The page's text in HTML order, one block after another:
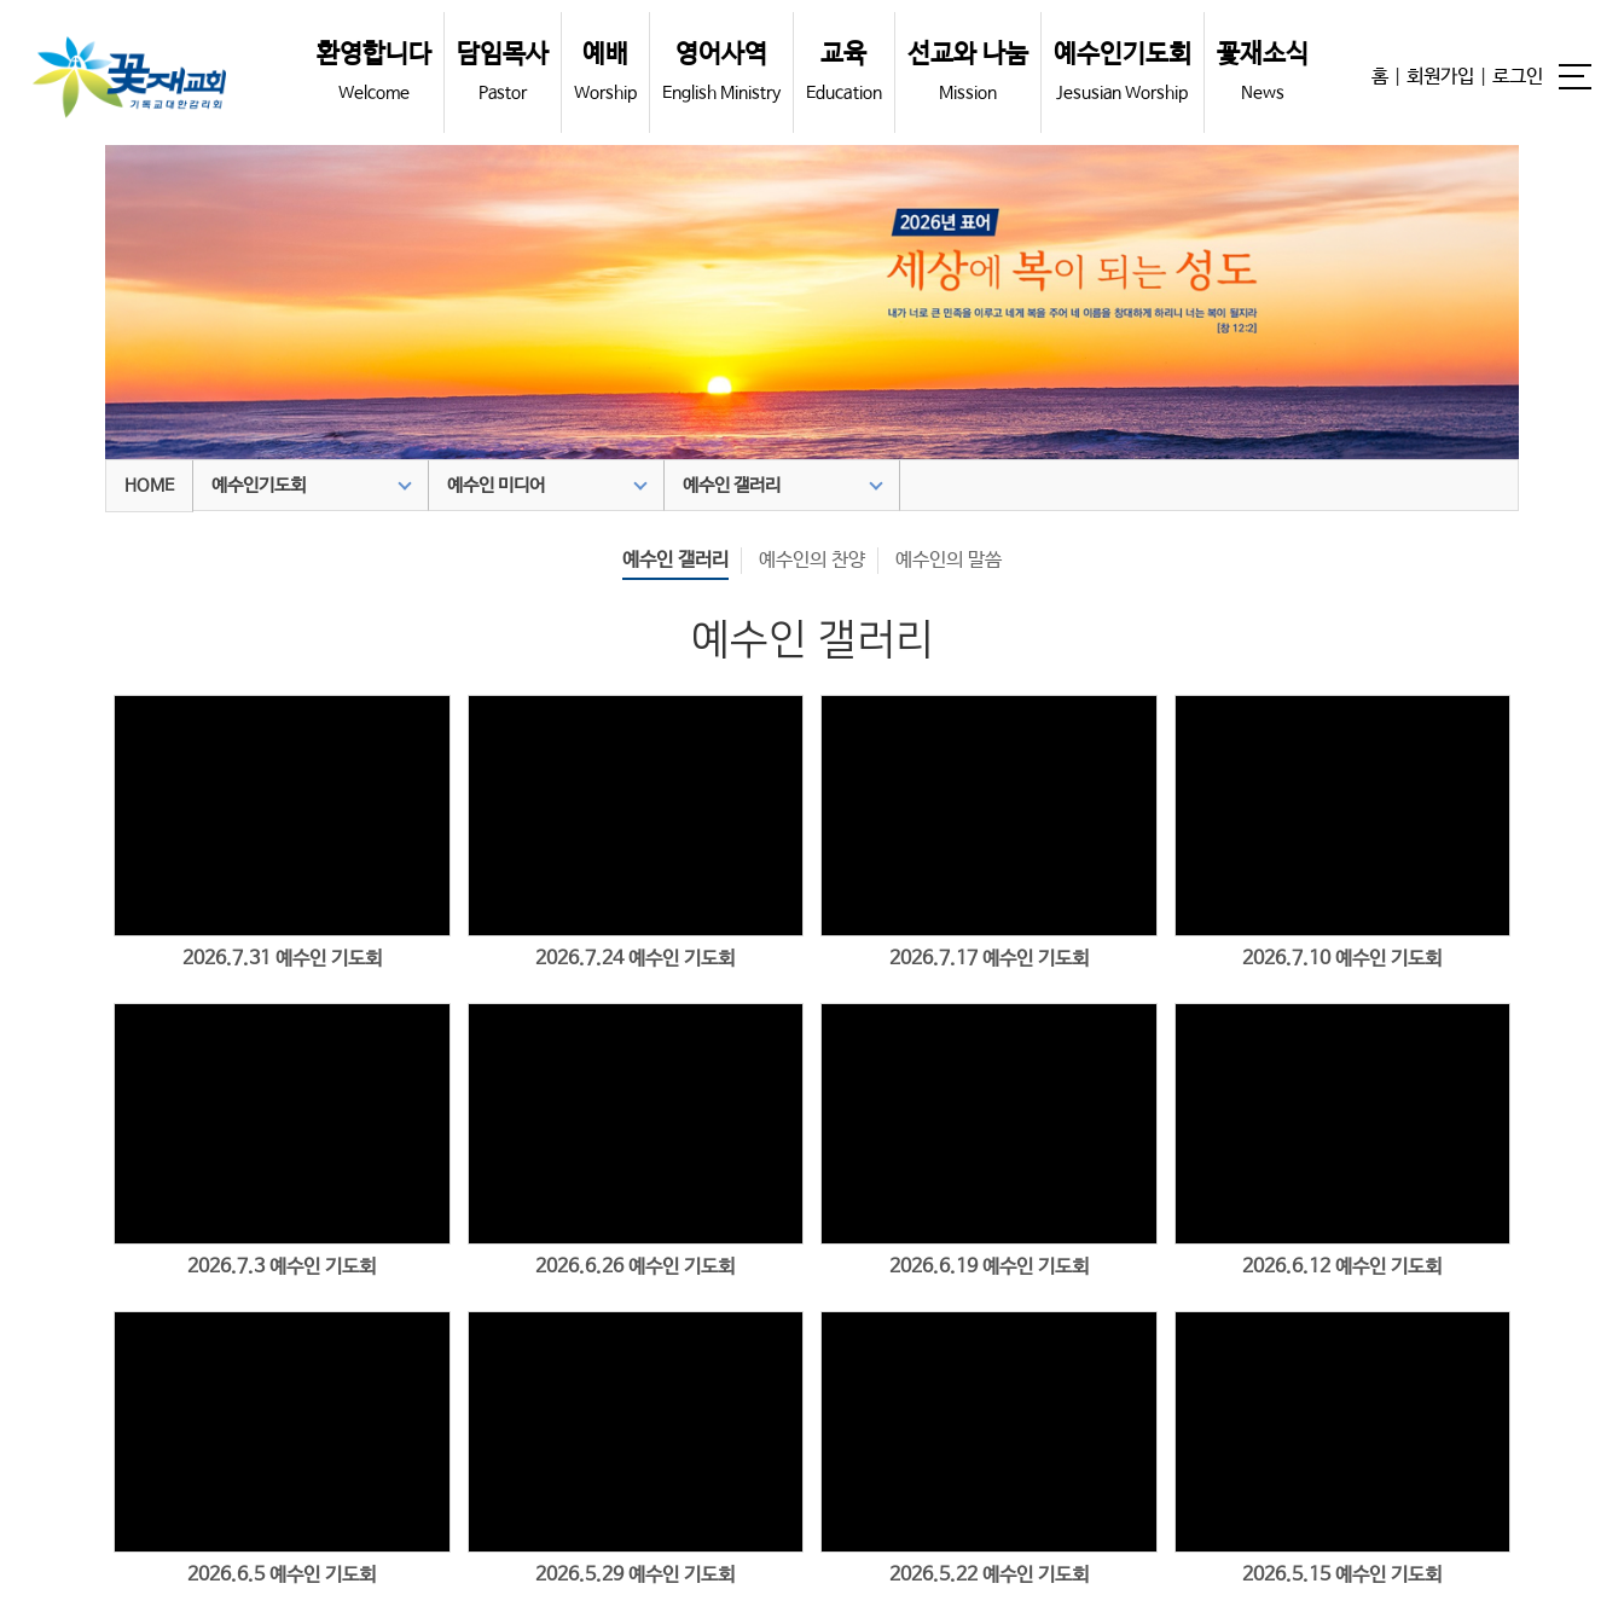
홈 회원가입 로그인
환영합니다
Welcome
담임목사
Pastor
예배
Worship
영어사역
English Ministry
교육
Education
선교와 나눔
Mission
예수인기도회
Jesusian Worship
꽃재소식
News
HOME 예수인기도회 예수인 미디어 예수인 갤러리
예수인 갤러리 예수인의 찬양 예수인의 말씀
예수인 갤러리
2026.7.31 예수인 기도회 2026.7.24 예수인 기도회 2026.7.17 예수인 기도회 2026.7.10 예수인 기도회
2026.7.3 예수인 기도회 2026.6.26 예수인 기도회 2026.6.19 예수인 기도회 2026.6.12 예수인 기도회
2026.6.5 예수인 기도회 2026.5.29 예수인 기도회 2026.5.22 예수인 기도회 2026.5.15 예수인 기도회